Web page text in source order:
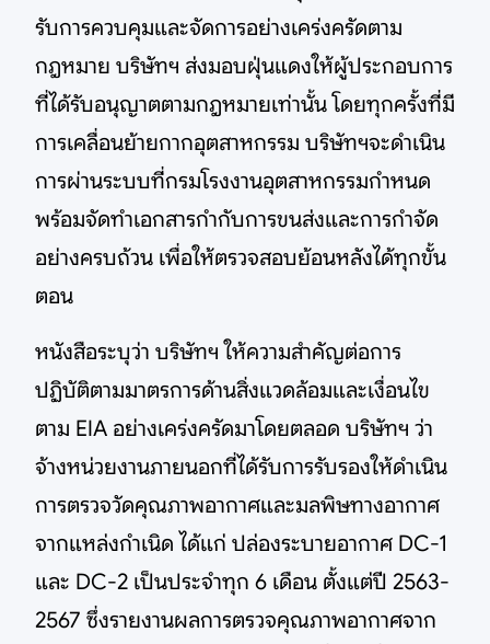
รับการควบคุมและจัดการอย่างเคร่งครัดตาม
กฎหมาย บริษัทฯ ส่งมอบฝุ่นแดงให้ผู้ประกอบการ
ที่ได้รับอนุญาตตามกฎหมายเท่านั้น โดยทุกครั้งที่มี
การเคลื่อนย้ายกากอุตสาหกรรม บริษัทฯจะดำเนิน
การผ่านระบบที่กรมโรงงานอุตสาหกรรมกำหนด
พร้อมจัดทำเอกสารกำกับการขนส่งและการกำจัด
อย่างครบถ้วน เพื่อให้ตรวจสอบย้อนหลังได้ทุกขั้น
ตอน
หนังสือระบุว่า บริษัทฯ ให้ความสำคัญต่อการ
ปฏิบัติตามมาตรการด้านสิ่งแวดล้อมและเงื่อนไข
ตาม EIA อย่างเคร่งครัดมาโดยตลอด บริษัทฯ ว่า
จ้างหน่วยงานภายนอกที่ได้รับการรับรองให้ดำเนิน
การตรวจวัดคุณภาพอากาศและมลพิษทางอากาศ
จากแหล่งกำเนิด ได้แก่ ปล่องระบายอากาศ DC-1
และ DC-2 เป็นประจำทุก 6 เดือน ตั้งแต่ปี 2563-
2567 ซึ่งรายงานผลการตรวจคุณภาพอากาศจาก